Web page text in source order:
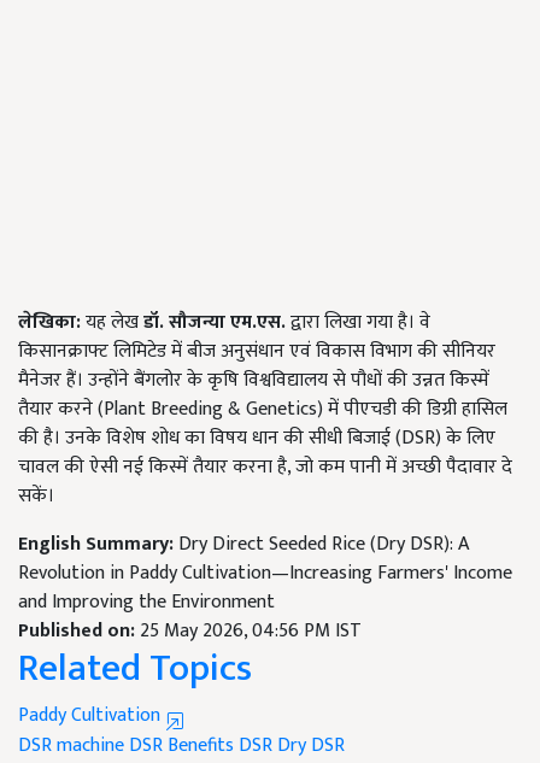
लेखिका:यह लेखडॉ. सौजन्या एम.एस.द्वारा लिखा गया है। वे
किसानक्राफ्ट लिमिटेड में बीज अनुसंधान एवं विकास विभाग की सीनियर
मैनेजर हैं। उन्होंने बैंगलोर के कृषि विश्वविद्यालय से पौधों की उन्नत किस्में
तैयार करने (Plant Breeding & Genetics) में पीएचडी की डिग्री हासिल
की है। उनके विशेष शोध का विषय धान की सीधी बिजाई (DSR) के लिए
चावल की ऐसी नई किस्में तैयार करना है, जो कम पानी में अच्छी पैदावार दे
सकें।
English Summary:Dry Direct Seeded Rice (Dry DSR): A
Revolution in Paddy Cultivation—Increasing Farmers' Income
and Improving the Environment
Published on:25 May 2026, 04:56 PM IST
Related Topics
Paddy Cultivation
DSR machineDSR Benefits DSRDry DSR